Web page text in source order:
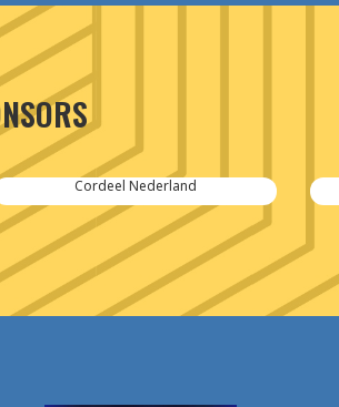
Cordeel Nederland